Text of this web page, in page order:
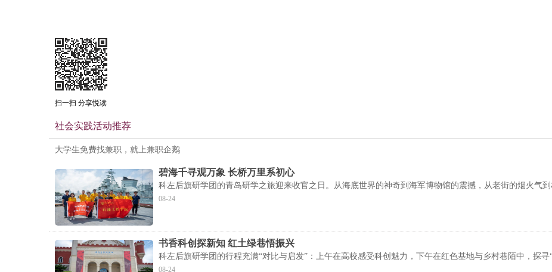
扫一扫 分享悦读
社会实践活动推荐
大学生免费找兼职，就上兼职企鹅
碧海千寻观万象 长桥万里系初心
科左后旗研学团的青岛研学之旅迎来收官之日。从海底世界的神奇到海军博物馆的震撼，从老街的烟火气
08-24
书香科创探新知 红土绿巷悟振兴
科左后旗研学团的行程充满“对比与启发”：上午在高校感受科创魅力，下午在红色基地与乡村巷陌中，探寻
08-24